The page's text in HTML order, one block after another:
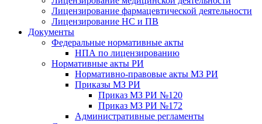
Лицензирование фармацевтической деятельности
Лицензирование НС и ПВ
Документы
Федеральные нормативные акты
НПА по лицензированию
Нормативные акты РИ
Нормативно-правовые акты МЗ РИ
Приказы МЗ РИ
Приказ МЗ РИ №120
Приказ МЗ РИ №172
Административные регламенты